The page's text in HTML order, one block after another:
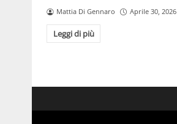
Mattia Di Gennaro Aprile 30, 2026
Leggi di più